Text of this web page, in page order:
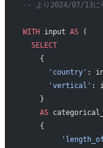
-- より2024/07/13に
WITH input AS (
  SELECT
    {
      'country'
:
      'vertical'
:
    }
    AS
    {